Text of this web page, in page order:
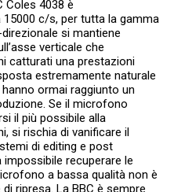
Coles 4038 è
c/s, per tutta la gamma
si mantiene
verticale che
catturati una prestazioni
estremamente naturale
ormai raggiunto un
Se il microfono
il più possibile alla
si rischia di vanificare il
di editing e post
recuperare le
a bassa qualità non è
ripresa. La BBC è sempre